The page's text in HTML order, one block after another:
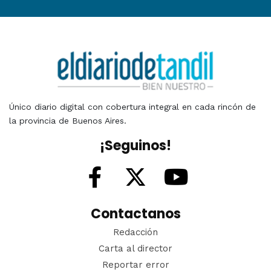
Único diario digital con cobertura integral en cada rincón de
la provincia de Buenos Aires.
¡Seguinos!
Contactanos
Redacción
Carta al director
Reportar error